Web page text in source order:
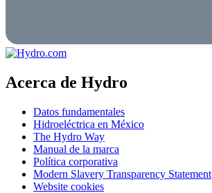
Acerca de Hydro
Datos fundamentales
Hidroeléctrica en México
The Hydro Way
Manual de la marca
Política corporativa
Modern Slavery Transparency Statement
Website cookies